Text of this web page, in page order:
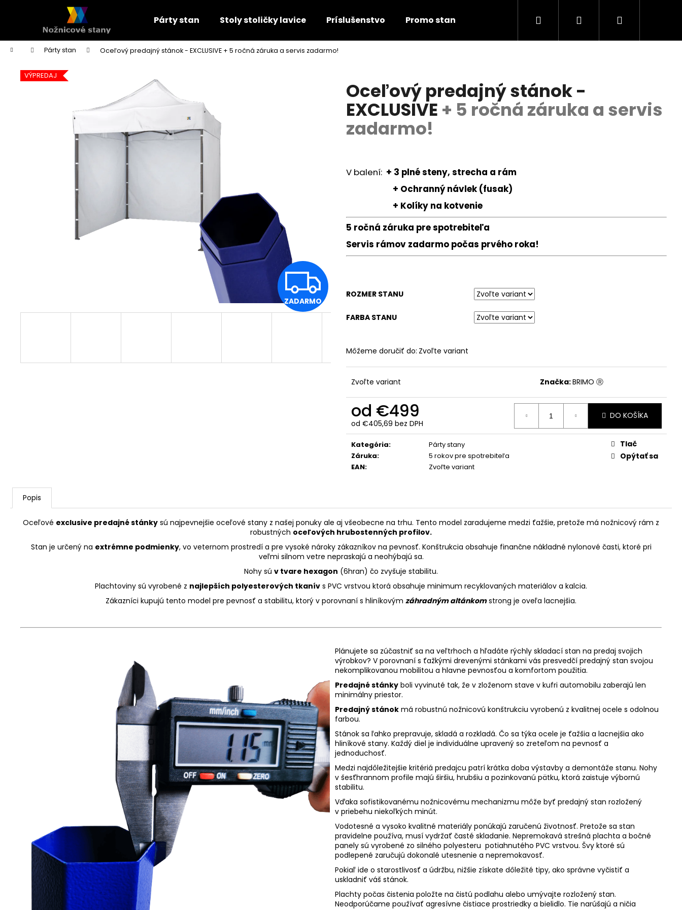
Párty stan Stoly stoličky lavice Príslušenstvo Promo stan Napíšte nám Obchodné
Hľadať PrihlásenieNákupný
Domov Párty stan Oceľový predajný stánok - EXCLUSIVE + 5 ročná záruka a servis zadarmo!
Oceľový predajný stánok -
EXCLUSIVE + 5 ročná záruka a servis
zadarmo!
V balení: + 3 plné steny, strecha a rám
+ Ochranný návlek (fusak)
+ Kolíky na kotvenie
5 ročná záruka pre spotrebiteľa
Servis rámov zadarmo počas prvého roka!
ROZMER STANU
FARBA STANU
Môžeme doručiť do: Zvoľte variant
Zvoľte variant Značka:BRIMO Ⓡ
od €499
od €405,69 bez DPH
Jednotková
cena:
DO KOŠÍKA
Kategória:
Párty stany
Záruka:
5 rokov pre spotrebiteľa
EAN: Zvoľte variant
Tlač
Opýtať sa
VÝPREDAJ
Z
A
D
ZADARMO
Popis
Oceľové exclusive predajné stánky sú najpevnejšie oceľové stany z našej ponuky ale aj všeobecne na trhu. Tento model zaradujeme medzi ťažšie, pretože má nožnicový rám z
robustných oceľových hrubostenných profilov.
Stan je určený na extrémne podmienky, vo veternom prostredí a pre vysoké nároky zákazníkov na pevnosť. Konštrukcia obsahuje finančne nákladné nylonové časti, ktoré pri
veľmi silnom vetre nepraskajú a neohýbajú sa.
Nohy sú v tvare hexagon (6hran) čo zvyšuje stabilitu.
Plachtoviny sú vyrobené z najlepších polyesterových tkanív s PVC vrstvou ktorá obsahuje minimum recyklovaných materiálov a kalcia.
Zákazníci kupujú tento model pre pevnosť a stabilitu, ktorý v porovnaní s hliníkovým záhradným altánkomstrong je oveľa lacnejšia.
Plánujete sa zúčastniť sa na veľtrhoch a hľadáte rýchly skladací stan na predaj svojich
výrobkov? V porovnaní s ťažkými drevenými stánkami vás presvedčí predajný stan svojou
nekomplikovanou mobilitou a hlavne pevnosťou a komfortom použitia.
Predajné stánky boli vyvinuté tak, že v zloženom stave v kufri automobilu zaberajú len
minimálny priestor.
Predajný stánok má robustnú nožnicovú konštrukciu vyrobenú z kvalitnej ocele s odolnou
farbou.
Stánok sa ľahko prepravuje, skladá a rozkladá. Čo sa týka ocele je ťažšia a lacnejšia ako
hliníkové stany. Každý diel je individuálne upravený so zreteľom na pevnosť a
jednoduchosť.
Medzi najdôležitejšie kritériá predajcu patrí krátka doba výstavby a demontáže stanu. Nohy
v šesťhrannom profile majú širšiu, hrubšiu a pozinkovanú pätku, ktorá zaistuje výbornú
stabilitu.
Vďaka sofistikovanému nožnicovému mechanizmu môže byť predajný stan rozložený
v priebehu niekoľkých minút.
Vodotesné a vysoko kvalitné materiály ponúkajú zaručenú životnosť. Pretože sa stan
pravidelne používa, musí vydržať časté skladanie. Nepremokavá strešná plachta a bočné
panely sú vyrobené zo silného polyesteru potiahnutého PVC vrstvou. Švy ktoré sú
podlepené zaručujú dokonalé utesnenie a nepremokavosť.
Pokiaľ ide o starostlivosť a údržbu, nižšie získate dôležité tipy, ako správne vyčistiť a
uskladniť váš stánok.
Plachty počas čistenia položte na čistú podlahu alebo umývajte rozložený stan.
Neodporúčame používať agresívne čistiace prostriedky a bielidlo. Tie narúšajú a ničia
í
Späť
do
obchodu
Späť
do
obchodu
Čo potrebujete nájsť?
HĽADAŤ